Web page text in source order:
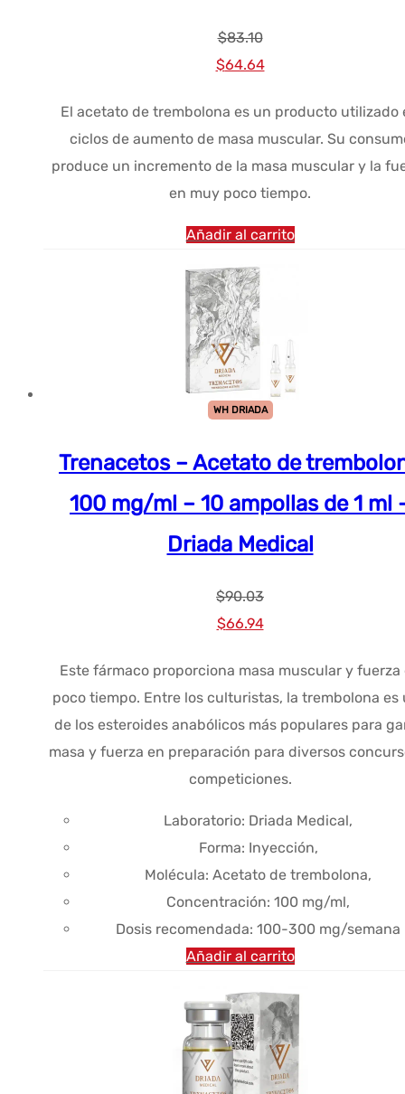
$83.10
El
original
era:
$83.10.
$64.64El
actual
es:
$64.64.
El acetato de trembolona es un producto utilizado
ciclos de aumento de masa muscular. Su
produce un incremento de la masa muscular y la
en muy poco tiempo.
Añadir al carrito
WH DRIADA
Trenacetos – Acetato de
100 mg/ml – 10 ampollas de 1 ml
Driada Medical
$90.03
El
original
era:
$90.03.
$66.94El
actual
es:
$66.94.
Este fármaco proporciona masa muscular y fuerza
poco tiempo. Entre los culturistas, la trembolona es
de los esteroides anabólicos más populares para
masa y fuerza en preparación para diversos
competiciones.
Laboratorio: Driada Medical,
Forma: Inyección,
Molécula: Acetato de trembolona,
Concentración: 100 mg/ml,
Dosis recomendada: 100-300 mg/semana
Añadir al carrito